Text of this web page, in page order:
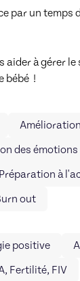
par un
à gérer
bébé  !
des émotions
Préparation à
out
positive
Fertilité, FIV